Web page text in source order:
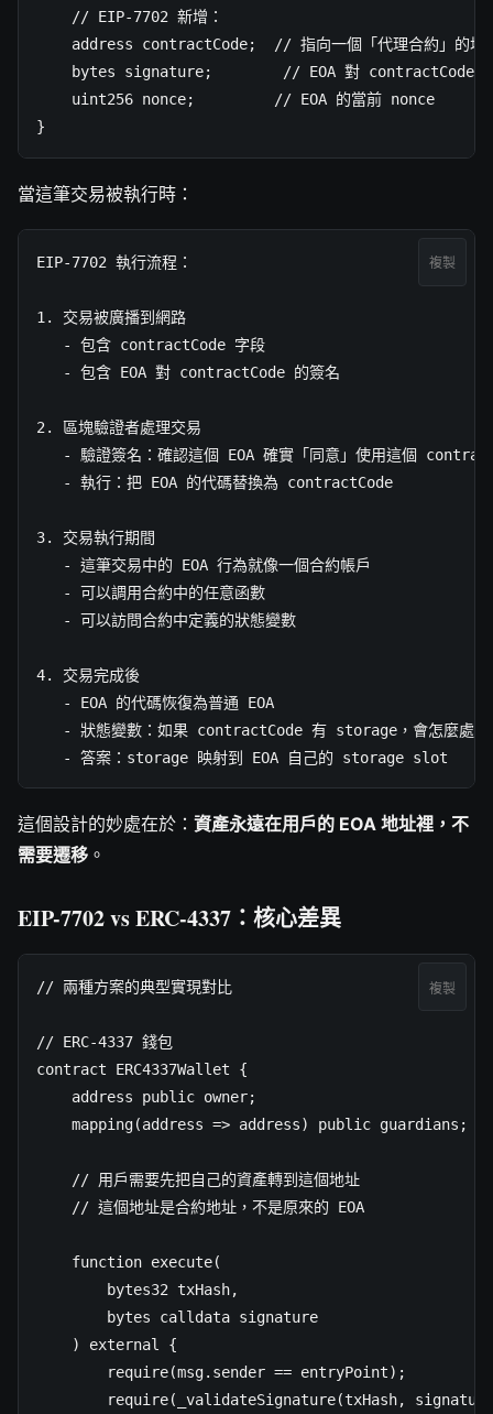
    // EIP-7702 新增：
address contractCode;  // 指向一個「代理合約」的地
bytes signature;        // EOA 對 contractCode
    uint256 nonce;         // EOA 的當前 nonce
}
當這筆交易被執行時：
EIP-7702 執行流程：
1. 交易被廣播到網路
   - 包含 contractCode 字段
   - 包含 EOA 對 contractCode 的簽名
2. 區塊驗證者處理交易
- 驗證簽名：確認這個 EOA 確實「同意」使用這個
   - 執行：把 EOA 的代碼替換為 contractCode
3. 交易執行期間
   - 這筆交易中的 EOA 行為就像一個合約帳戶
   - 可以調用合約中的任意函數
   - 可以訪問合約中定義的狀態變數
4. 交易完成後
   - EOA 的代碼恢復為普通 EOA
- 狀態變數：如果 contractCode 有 storage，會怎麼處理
   - 答案：storage 映射到 EOA 自己的 storage slot
複製
這個設計的妙處在於： 資產永遠在用戶的 EOA 地址裡，不
需要遷移 。
EIP-7702 vs ERC-4337：核心差異
// 兩種方案的典型實現對比
// ERC-4337 錢包
contract ERC4337Wallet {
    address public owner;
mapping(address => address) public guardians;
    // 用戶需要先把自己的資產轉到這個地址
    // 這個地址是合約地址，不是原來的 EOA
    function execute(
        bytes32 txHash,
        bytes calldata signature
    ) external {
        require(msg.sender == entryPoint);
require(_validateSignature(txHash,
複製